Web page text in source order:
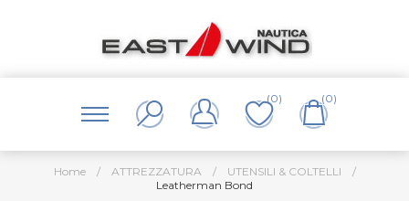
(0) (0)
Home / ATTREZZATURA / UTENSILI & COLTELLI
/
Leatherman Bond